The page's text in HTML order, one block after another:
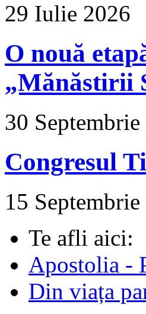
29 Iulie 2026
O nouă
„Mănăstirii
30
Congresul
15
Te afli aici:
Apostolia -
Din viața